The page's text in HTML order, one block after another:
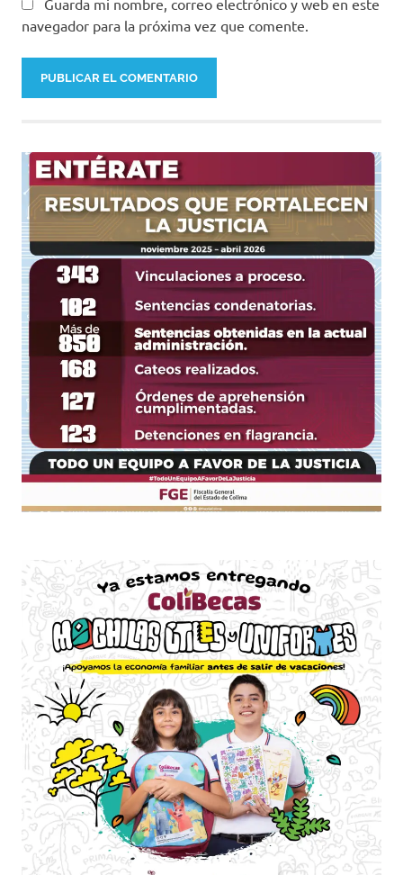
Guarda mi nombre, correo electrónico y web en este
navegador para la próxima vez que comente.